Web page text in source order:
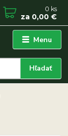
Menu
Hľadať
0 ks
za 0,00 €